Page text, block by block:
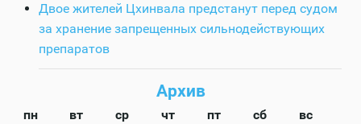
Двое жителей Цхинвала предстанут перед судом
за хранение запрещенных сильнодействующих
препаратов
Архив
пн вт ср чт пт сб
вс